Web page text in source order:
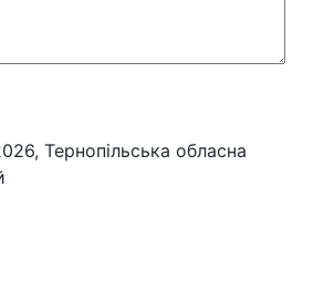
Тернопільська обласна